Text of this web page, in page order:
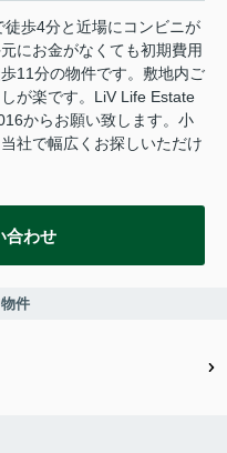
歩4分と近場にコンビニが
にお金がなくても初期費用
11分の物件です。敷地内ご
が楽です。LiV Life Estate
からお願い致します。小
社で幅広くお探しいただけ
合わせ
件